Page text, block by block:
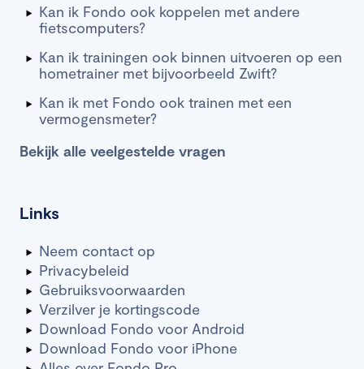
Links
Neem contact op
Privacybeleid
Gebruiksvoorwaarden
Verzilver je kortingscode
Download Fondo voor Android
Download Fondo voor iPhone
Kan ik Fondo ook koppelen met andere
fietscomputers?
Kan ik trainingen ook binnen uitvoeren op een
hometrainer met bijvoorbeeld Zwift?
Kan ik met Fondo ook trainen met een
vermogensmeter?
Bekijk alle veelgestelde vragen